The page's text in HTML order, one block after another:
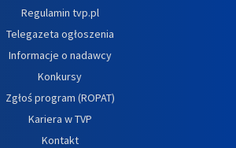
Regulamin tvp.pl
Telegazeta ogłoszenia
Informacje o nadawcy
Konkursy
Zgłoś program (ROPAT)
Kariera w TVP
Kontakt